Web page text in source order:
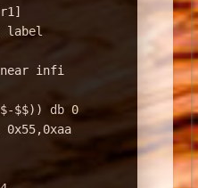
label
infi                 ;
$$)) db 0
0x55,0xaa